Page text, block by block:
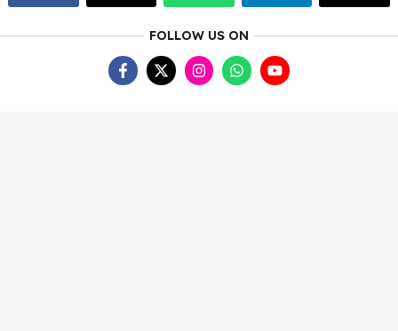
FOLLOW US ON